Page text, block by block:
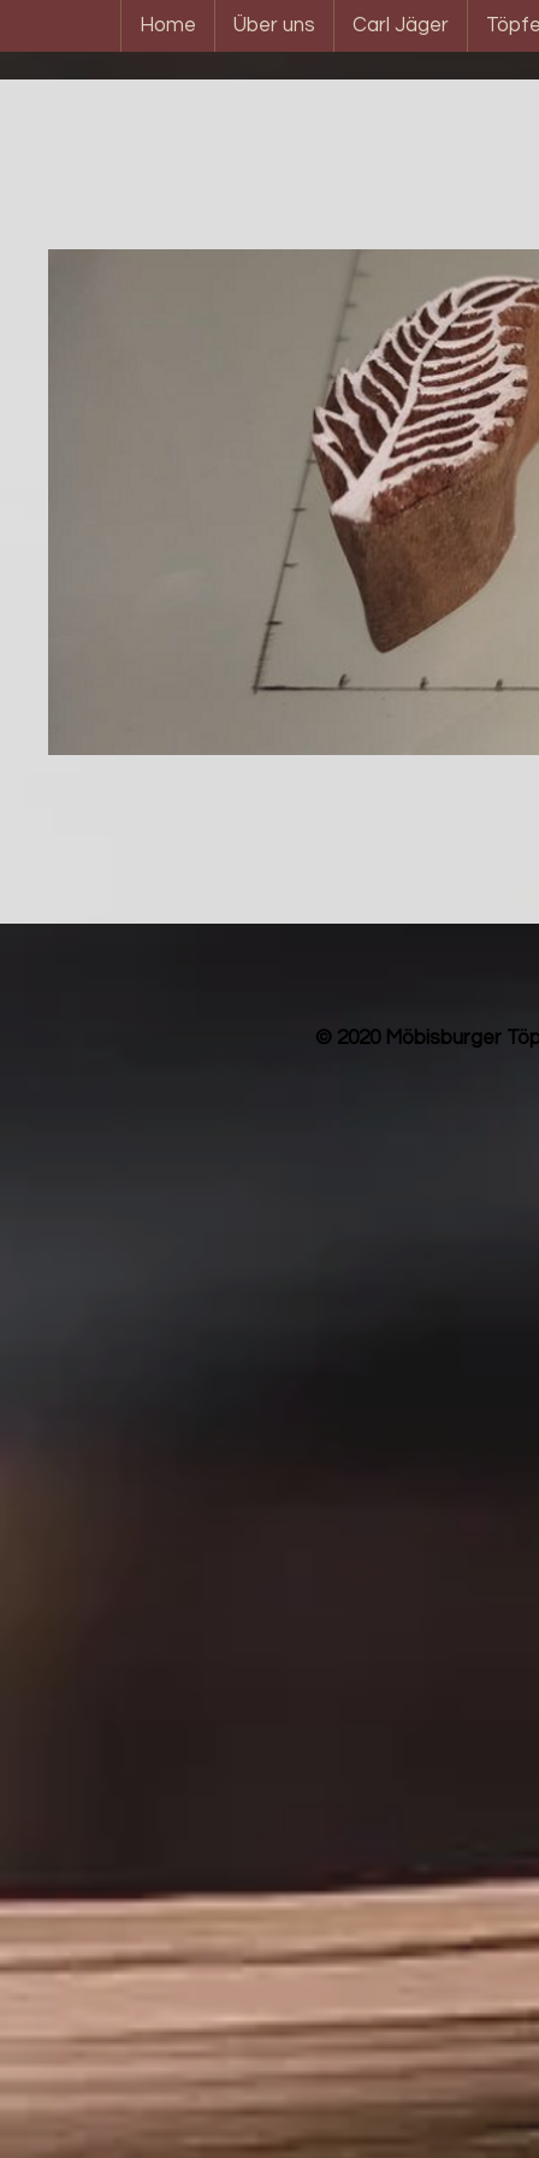
Home Über uns Carl Jäger
© 2020 Möbisburger